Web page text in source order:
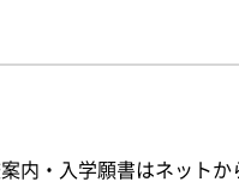
内・入学願書はネット